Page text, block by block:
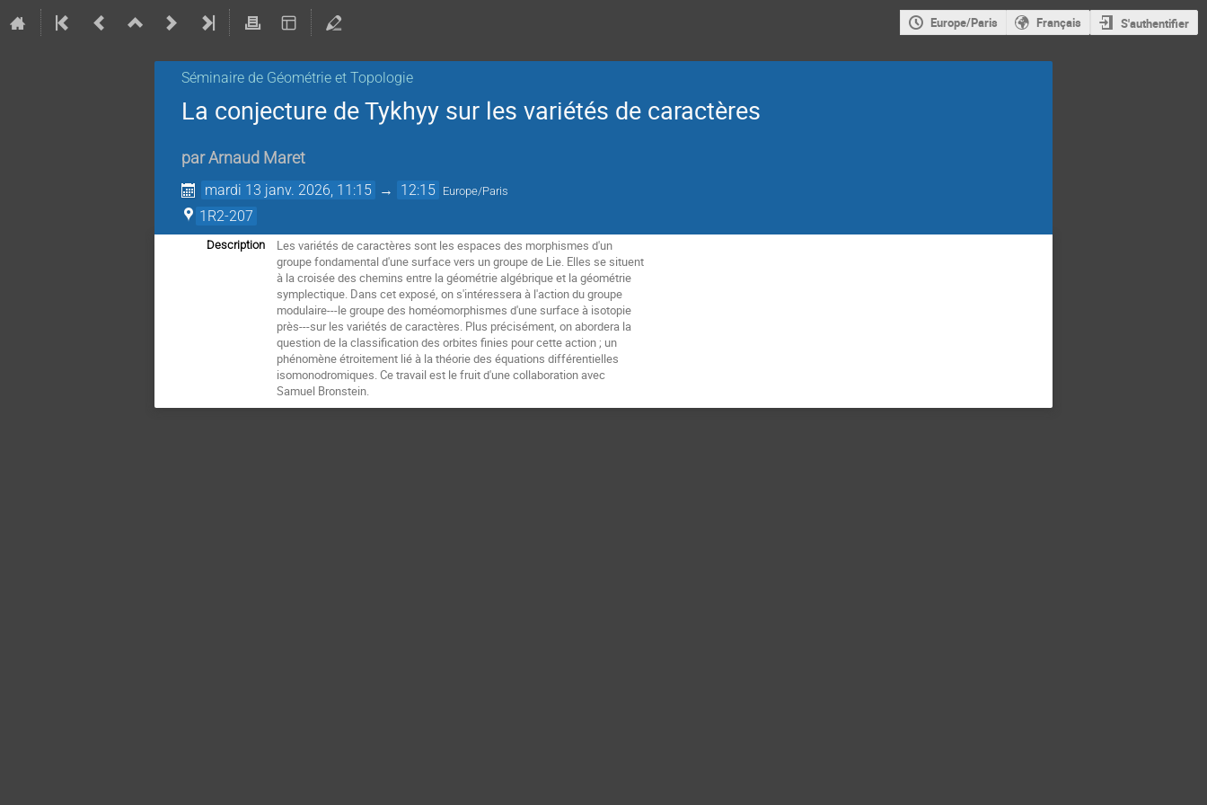
Europe/Paris Français S'authentifier
Séminaire de Géométrie et Topologie
La conjecture de Tykhyy sur les variétés de caractères
parArnaud Maret
mardi 13 janv. 2026, 11:15 → 12:15 Europe/Paris
1R2-207
Description
Les variétés de caractères sont les espaces des morphismes d'un
groupe fondamental d'une surface vers un groupe de Lie. Elles se situent
à la croisée des chemins entre la géométrie algébrique et la géométrie
symplectique. Dans cet exposé, on s'intéressera à l'action du groupe
modulaire---le groupe des homéomorphismes d'une surface à isotopie
près---sur les variétés de caractères. Plus précisément, on abordera la
question de la classification des orbites finies pour cette action ; un
phénomène étroitement lié à la théorie des équations différentielles
isomonodromiques. Ce travail est le fruit d'une collaboration avec
Samuel Bronstein.